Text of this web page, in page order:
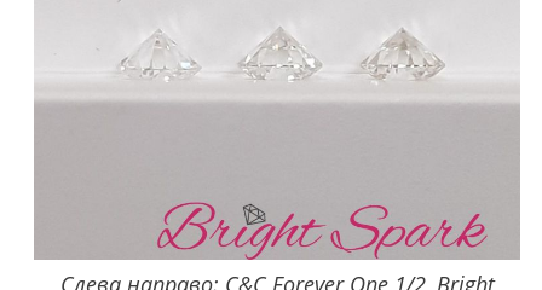
Слева направо: C&C Forever One 1/2, Bright